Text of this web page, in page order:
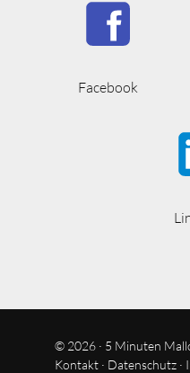
Facebook
© 2026 · 5 Minuten
Kontakt· Datenschutz·